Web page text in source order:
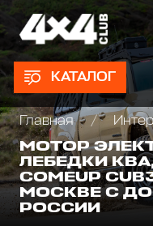
КАТАЛОГ
Главная
МОТОР
ЛЕБЕДКИ
COMEUP
МОСКВЕ С
РОССИИ